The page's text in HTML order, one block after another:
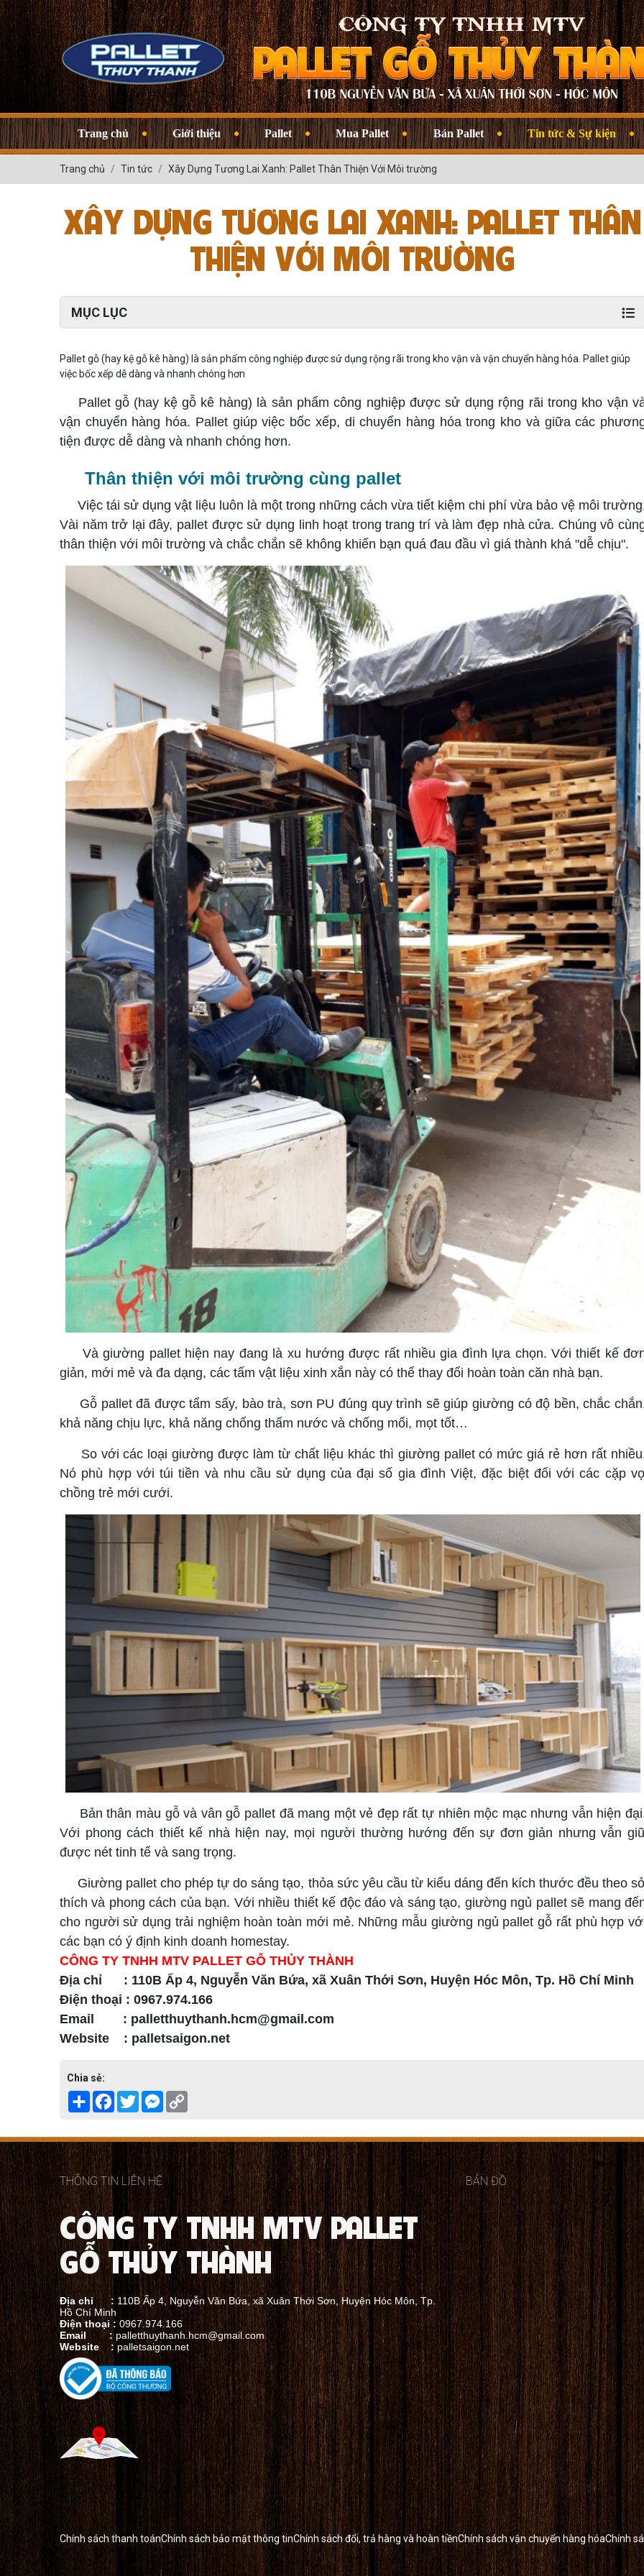
Trang chủ Giới thiệu Pallet Mua Pallet Bán Pallet Tin tức & Sự kiện
Trang chủ Tin tức Xây Dựng Tương Lai Xanh: Pallet Thân Thiện Với Môi trường
XÂY DỰNG TƯƠNG LAI XANH: PALLET THÂN
THIỆN VỚI MÔI TRƯỜNG
MỤC LỤC
Pallet gỗ (hay kệ gỗ kê hàng) là sản phẩm công nghiệp được sử dụng rộng rãi trong kho vận và vận chuyển hàng hóa. Pallet giúp
việc bốc xếp dễ dàng và nhanh chóng hơn
Pallet gỗ (hay kệ gỗ kê hàng) là sản phẩm công nghiệp được sử dụng rộng rãi trong kho vận
vận chuyển hàng hóa. Pallet giúp việc bốc xếp, di chuyển hàng hóa trong kho và giữa các
tiện được dễ dàng và nhanh chóng hơn.
Thân thiện với môi trường cùng pallet
Việc tái sử dụng vật liệu luôn là một trong những cách vừa tiết kiệm chi phí vừa bảo vệ môi
Vài năm trở lại đây, pallet được sử dụng linh hoạt trong trang trí và làm đẹp nhà cửa. Chúng vô
thân thiện với môi trường và chắc chắn sẽ không khiến bạn quá đau đầu vì giá thành khá "dễ chịu".
Và giường pallet hiện nay đang là xu hướng được rất nhiều gia đình lựa chọn. Với thiết kế
giản, mới mẻ và đa dạng, các tấm vật liệu xinh xắn này có thể thay đổi hoàn toàn căn nhà bạn.
Gỗ pallet đã được tẩm sấy, bào trà, sơn PU đúng quy trình sẽ giúp giường có độ bền, chắc
khả năng chịu lực, khả năng chống thấm nước và chống mối, mọt tốt…
So với các loại giường được làm từ chất liệu khác thì giường pallet có mức giá rẻ hơn rất
Nó phù hợp với túi tiền và nhu cầu sử dụng của đại số gia đình Việt, đặc biệt đối với các cặp
chồng trẻ mới cưới.
Bản thân màu gỗ và vân gỗ pallet đã mang một vẻ đẹp rất tự nhiên mộc mạc nhưng vẫn hiện
Với phong cách thiết kế nhà hiện nay, mọi người thường hướng đến sự đơn giản nhưng vẫn
được nét tinh tế và sang trọng.
Giường pallet cho phép tự do sáng tạo, thỏa sức yêu cầu từ kiểu dáng đến kích thước đều theo
thích và phong cách của bạn. Với nhiều thiết kế độc đáo và sáng tạo, giường ngủ pallet sẽ mang
cho người sử dụng trải nghiệm hoàn toàn mới mẻ. Những mẫu giường ngủ pallet gỗ rất phù hợp
các bạn có ý định kinh doanh homestay.
CÔNG TY TNHH MTV PALLET GỖ THỦY THÀNH
Địa chỉ : 110B Ấp 4, Nguyễn Văn Bứa, xã Xuân Thới Sơn, Huyện Hóc Môn, Tp. Hồ Chí Minh
Điện thoại : 0967.974.166
Email : palletthuythanh.hcm@gmail.com
Website : palletsaigon.net
Chia sẻ:
Share Facebook
TwitterMessenger
THÔNG TIN LIÊN HỆ
CÔNG TY TNHH MTV PALLET
GỖ THỦY THÀNH
Địa chỉ : 110B Ấp 4, Nguyễn Văn Bứa, xã Xuân Thới Sơn, Huyện Hóc Môn, Tp.
Hồ Chí Minh
Điện thoại : 0967.974.166
Email : palletthuythanh.hcm@gmail.com
Website : palletsaigon.net
BẢN ĐỒ
Chính sách thanh toánChính sách bảo mật thông tinChính sách đổi, trả hàng và hoàn tiềnChính sách vận chuyển hàng hóaChính